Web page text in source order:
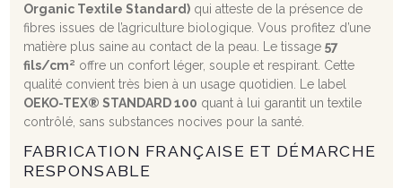
Organic Textile Standard)qui atteste de la présence de
fibres issues de l’agriculture biologique. Vous profitez d’une
matière plus saine au contact de la peau. Le tissage 57
fils/cm² offre un confort léger, souple et respirant. Cette
qualité convient très bien à un usage quotidien. Le label
OEKO-TEX® STANDARD 100 quant à lui garantit un textile
contrôlé, sans substances nocives pour la santé.
FABRICATION FRANÇAISE ET DÉMARCHE
RESPONSABLE